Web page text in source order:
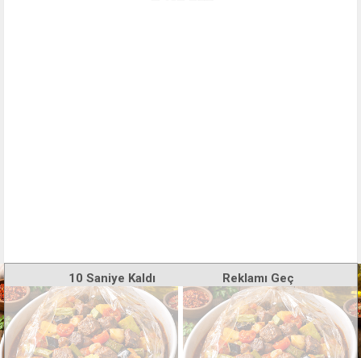
Reklamı Geç
10 Saniye Kaldı